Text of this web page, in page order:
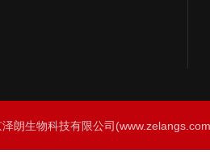
泽朗生物科技有限公司